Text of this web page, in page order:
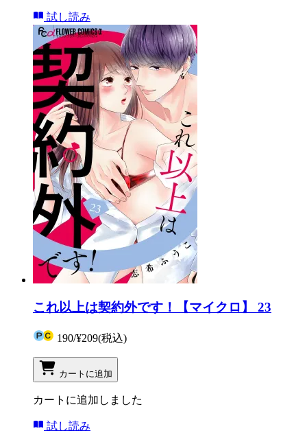
試し読み
これ以上は契約外です！【マイクロ】 23
190/¥209(税込)
カートに追加
カートに追加しました
試し読み